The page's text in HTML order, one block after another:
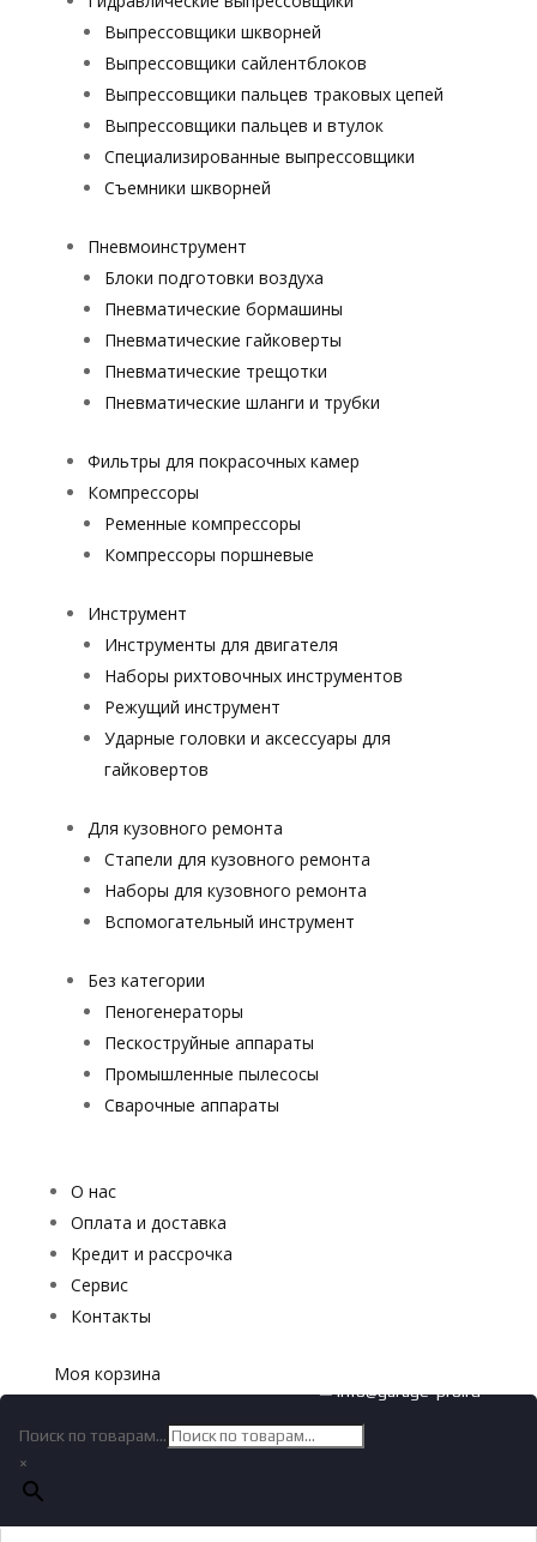
Выпрессовщики шкворней
Выпрессовщики сайлентблоков
Выпрессовщики пальцев траковых цепей
Выпрессовщики пальцев и втулок
Специализированные выпрессовщики
Cъемники шкворней
Пневмоинструмент
Блоки подготовки воздуха
Пневматические бормашины
Пневматические гайковерты
Пневматические трещотки
Пневматические шланги и трубки
Фильтры для покрасочных камер
Компрессоры
Ременные компрессоры
Компрессоры поршневые
Инструмент
Инструменты для двигателя
Наборы рихтовочных инструментов
Режущий инструмент
Ударные головки и аксессуары для
гайковертов
Для кузовного ремонта
Стапели для кузовного ремонта
Наборы для кузовного ремонта
Вспомогательный инструмент
Без категории
Пеногенераторы
Пескоструйные аппараты
Промышленные пылесосы
Сварочные аппараты
О нас
Оплата и доставка
Кредит и рассрочка
Сервис
Контакты
Моя корзина
✉ info@garage-pro.ru
Поиск по товарам...
×